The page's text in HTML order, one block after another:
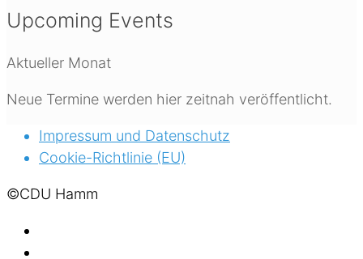
Upcoming Events
Aktueller Monat
Neue Termine werden hier zeitnah veröffentlicht.
Impressum und Datenschutz
Cookie-Richtlinie (EU)
©CDU Hamm